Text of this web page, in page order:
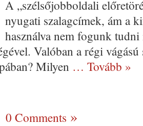
A „szélsőjobboldali
nyugati szalagcímek, ám a
használva nem fogunk
Valóban a régi
Milyen … Tovább »
0 Comments